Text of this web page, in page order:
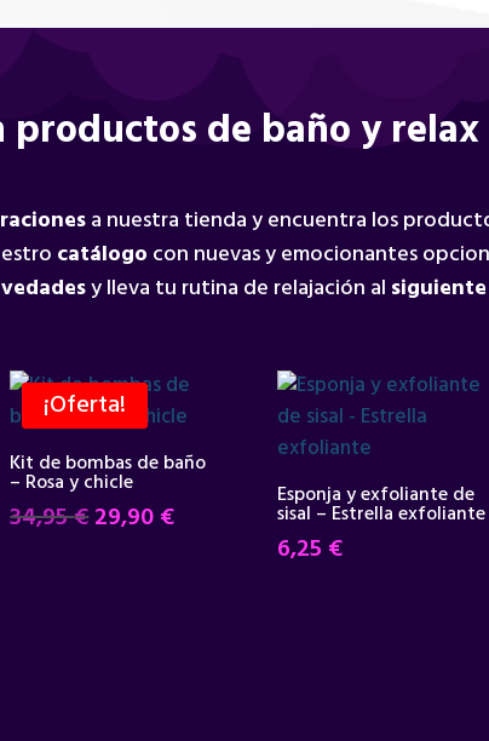
productos de baño y relax
a nuestra tienda y encuentra los
catálogo con nuevas y emocionantes
y lleva tu rutina de relajación al
¡Oferta!
Kit de bombas de baño
– Rosa y chicle
34,95€El
29,90€El
Esponja y exfoliante de
sisal – Estrella exfoliante
6,25 €